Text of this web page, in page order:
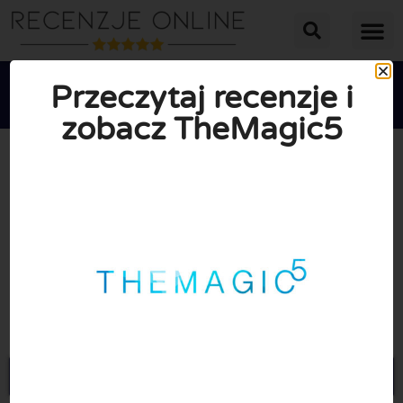

Przeczytaj recenzje i
zobacz TheMagic5